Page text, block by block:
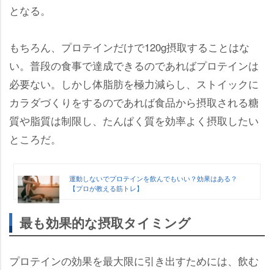
となる。
もちろん、プロテインだけで120g摂取することはな
い。普段の食事で達成できるのであればプロテインは
必要ない。しかし体脂肪を極力減らし、ストイックに
カラダづくりをするのであれば食品から摂取される糖
質や脂質は制限し、たんぱく質を効率よく摂取したい
ところだ。
運動しないでプロテインを飲んでもいい？効果はある？
【プロが教える筋トレ】
最も効果的な摂取タイミング
プロテインの効果を最大限に引き出すためには、飲む